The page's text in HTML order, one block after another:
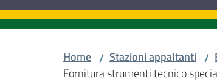
Home / Stazioni appaltanti /
Fornitura strumenti tecnico